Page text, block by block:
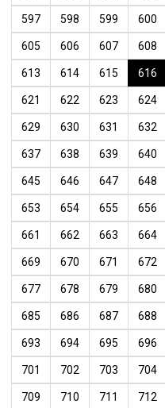
597 598 599 600
605 606 607 608
613 614 615 616
621 622 623 624
629 630 631 632
637 638 639 640
645 646 647 648
653 654 655 656
661 662 663 664
669 670 671 672
677 678 679 680
685 686 687 688
693 694 695 696
701 702 703 704
709 710 711 712